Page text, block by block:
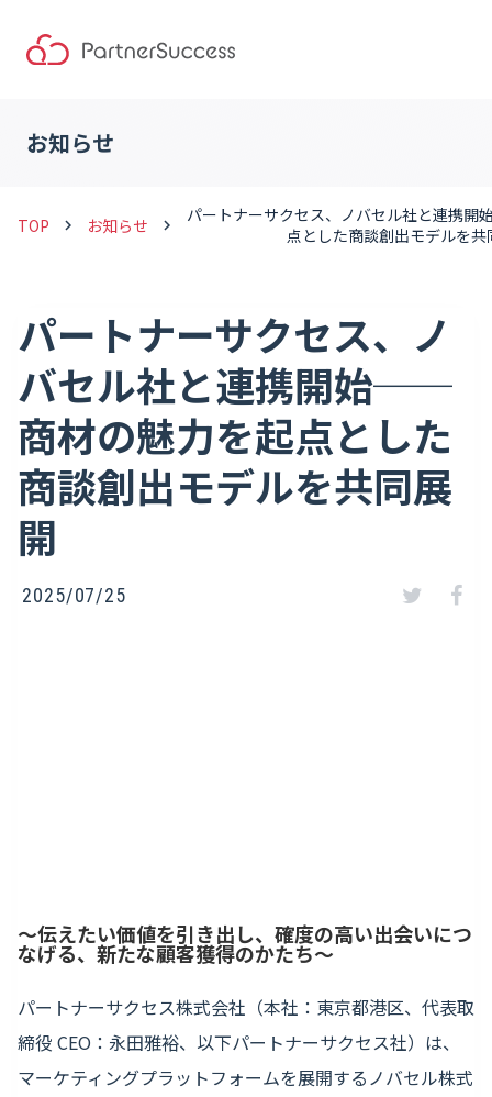
お知らせ
TOP keyboard_arrow_right お知らせ keyboard_arrow_right
パートナーサクセス、ノバセル社と連携
点とした商談創出モデルを共
パートナーサクセス、ノ
バセル社と連携開始──
商材の魅力を起点とした
商談創出モデルを共同展
開
2025/07/25
〜伝えたい価値を引き出し、確度の高い出会いにつ
なげる、新たな顧客獲得のかたち〜
パートナーサクセス株式会社（本社：東京都港区、代表取
締役 CEO：永田雅裕、以下パートナーサクセス社）は、
マーケティングプラットフォームを展開するノバセル株式